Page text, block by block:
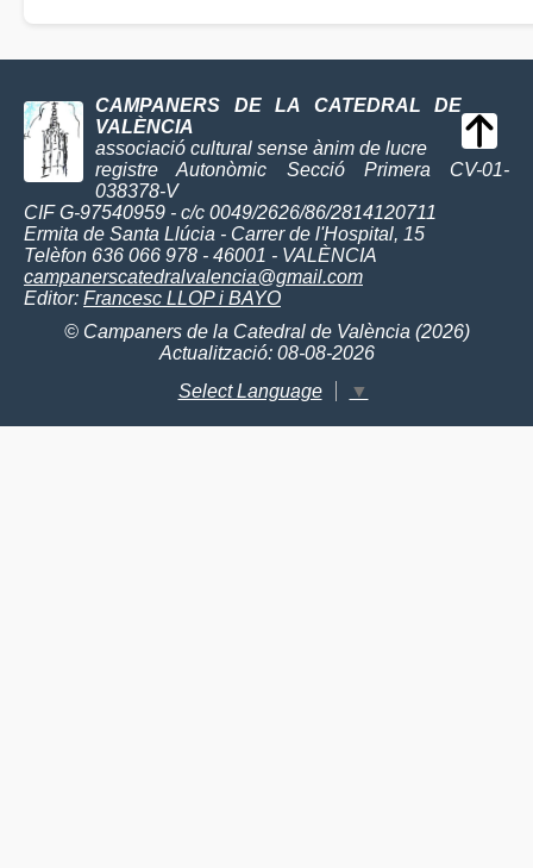
CAMPANERS DE LA CATEDRAL DE
VALÈNCIA
associació cultural sense ànim de lucre
registre Autonòmic Secció Primera CV-01-
038378-V
CIF G-97540959 - c/c 0049/2626/86/2814120711
Ermita de Santa Llúcia - Carrer de l'Hospital, 15
Telèfon 636 066 978 - 46001 - VALÈNCIA
campanerscatedralvalencia@gmail.com
Editor: Francesc LLOP i BAYO
© Campaners de la Catedral de València (2026)
Actualització: 08-08-2026
Select Language
▼